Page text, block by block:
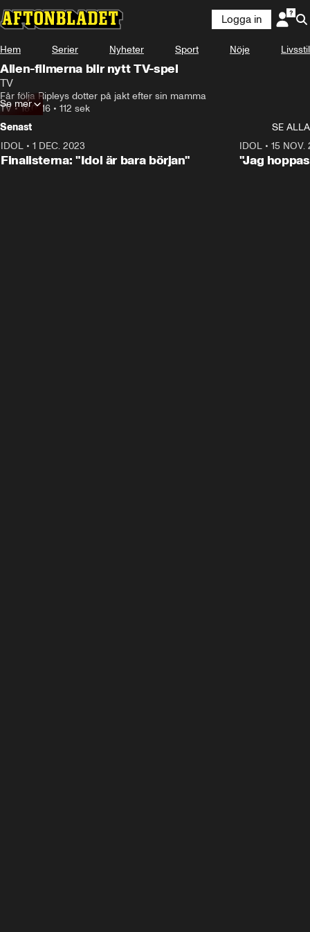
Logga in
Hem Serier Nyheter Sport Nöje Livsstil
Alien-filmerna blir nytt TV-spel
TV
Får följa Ripleys dotter på jakt efter sin mamma
TV •18.07.16 • 112 sek
Se mer
Senast
SE ALLA
IDOL • 1 DEC. 2023
Finalisterna: "Idol är bara början"
IDOL• 15 NOV.
"Jag